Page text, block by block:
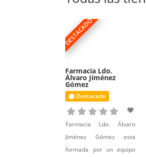
Dermocosmética,
Nutrición Infantil,
Parafarmacia, Dietética
y Fórmulas Magistrales.
incorporamos a la
farmacia
DESTACADO
Farmacia Ldo.
Álvaro Jiménez
Gómez
Destacado
Farmacia Ldo. Álvaro
Jiménez Gómez esta
formada por un equipo